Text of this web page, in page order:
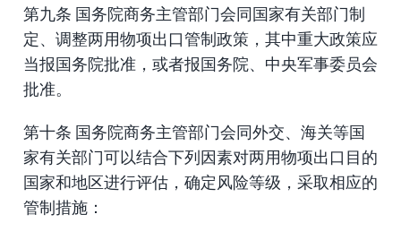
第九条 国务院商务主管部门会同国家有关部门制
定、调整两用物项出口管制政策，其中重大政策应
当报国务院批准，或者报国务院、中央军事委员会
批准。
第十条 国务院商务主管部门会同外交、海关等国
家有关部门可以结合下列因素对两用物项出口目的
国家和地区进行评估，确定风险等级，采取相应的
管制措施：